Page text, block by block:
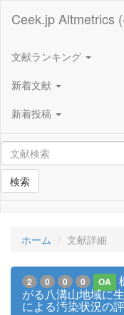
Ceek.jp Altmetrics
文献ランキング
新着文献
新着投稿
検索
ホーム 文献詳細
2 0 0 0 OA
がる八溝山地域に
による汚染状況の